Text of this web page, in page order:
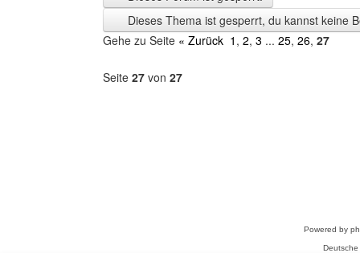
Zeit
anzeigen
Dieses Thema ist gesperrt, du kannst keine
Gehe zu Seite « Zurück 1 , 2, 3 ... 25, 26, 27
Seite 27 von 27
Powered by